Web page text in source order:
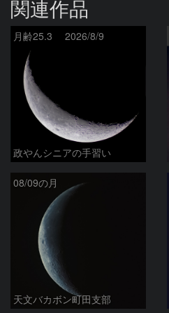
関連作品
月齢25.3 2026/8/9
政やんシニアの手習い
08/09の月
天文バカボン町田支部